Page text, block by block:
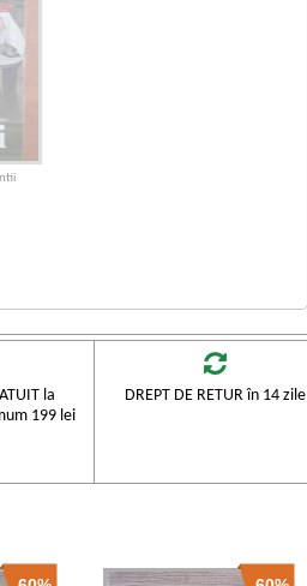
la
199 lei
DREPT DE RETUR în 14 zile